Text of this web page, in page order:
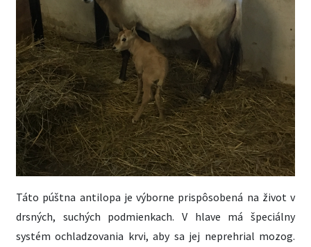
Táto púštna antilopa je výborne prispôsobená na život v
drsných, suchých podmienkach. V hlave má špeciálny
systém ochladzovania krvi, aby sa jej neprehrial mozog.